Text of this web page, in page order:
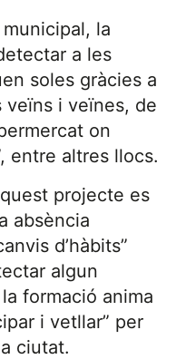
la
a les
soles gràcies a
veïns i veïnes, de
on
entre altres llocs.
projecte es
absència
d’hàbits”
algun
formació anima
i vetllar” per
ciutat.